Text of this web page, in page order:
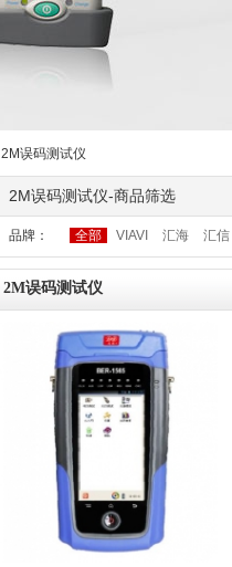
2M误码测试仪
2M误码测试仪-商品筛选
品牌： 全部 VIAVI 汇海 汇信
2M误码测试仪